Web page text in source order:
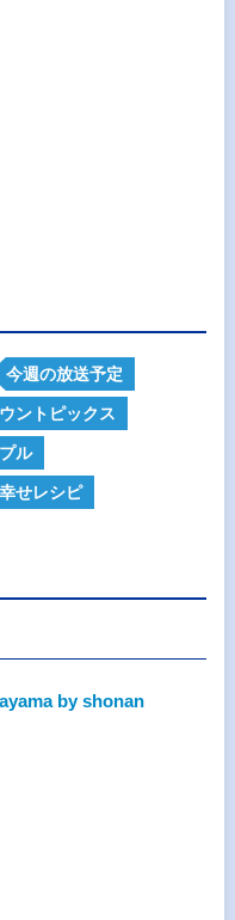
今週の放送予定
ントピックス
ル
せレシピ
by shonan